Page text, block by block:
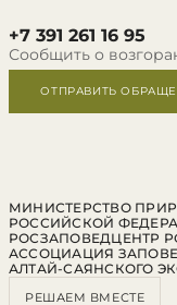
+7 391 261 16 95
Сообщить о
ОТПРАВИТЬ
МИНИСТЕРСТВО
РОССИЙСКОЙ
РОСЗАПОВЕДЦЕНТР
АССОЦИАЦИЯ
АЛТАЙ-САЯНСКОГО
РЕШАЕМ ВМЕСТЕ